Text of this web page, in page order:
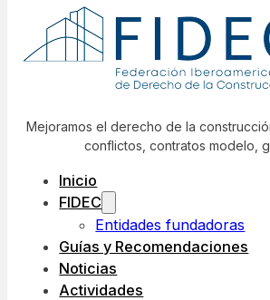
Eventos
Mejoramos el derecho de la
conflictos, contratos modelo,
Inicio